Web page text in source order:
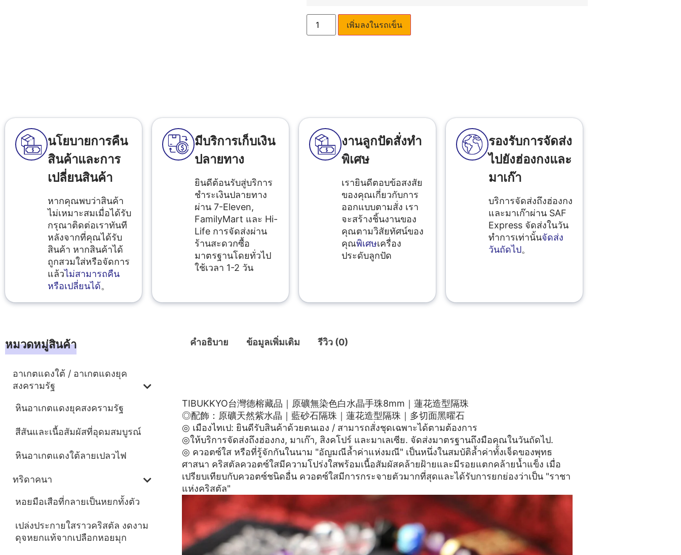
เพิ่มลงในรถเข็น
นโยบายการคืน
สินค้าและการ
เปลี่ยนสินค้า
หากคุณพบว่าสินค้า
ไม่เหมาะสมเมื่อได้รับ
กรุณาติดต่อเราทันที
หลังจากที่คุณได้รับ
สินค้า หากสินค้าได้
ถูกสวมใส่หรือจัดการ
แล้วไม่สามารถคืน
หรือเปลี่ยนได้。
มีบริการเก็บเงิน
ปลายทาง
ยินดีต้อนรับสู่บริการ
ชำระเงินปลายทาง
ผ่าน 7-Eleven,
FamilyMart และ Hi-
Life การจัดส่งผ่าน
ร้านสะดวกซื้อ
มาตรฐานโดยทั่วไป
ใช้เวลา 1-2 วัน
งานลูกปัดสั่งทำ
พิเศษ
เรายินดีตอบข้อสงสัย
ของคุณเกี่ยวกับการ
ออกแบบตามสั่ง เรา
จะสร้างชิ้นงานของ
คุณตามวิสัยทัศน์ของ
คุณพิเศษเครื่อง
ประดับลูกปัด
รองรับการจัดส่ง
ไปยังฮ่องกงและ
มาเก๊า
บริการจัดส่งถึงฮ่องกง
และมาเก๊าผ่าน SAF
Express จัดส่งในวัน
ทำการเท่านั้นจัดส่ง
วันถัดไป。
หมวดหมู่สินค้า
อาเกตแดงใต้ / อาเกตแดงยุค
สงครามรัฐ
หินอาเกตแดงยุคสงครามรัฐ
สีสันและเนื้อสัมผัสที่อุดมสมบูรณ์
หินอาเกตแดงใต้ลายเปลวไฟ
ทริดาคนา
หอยมือเสือที่กลายเป็นหยกทั้งตัว
เปล่งประกายใสราวคริสตัล งดงาม
ดุจหยกแท้จากเปลือกหอยมุก
คำอธิบาย ข้อมูลเพิ่มเติม รีวิว (0)
TIBUKKYO台灣德榕藏品｜原礦無染色白水晶手珠8mm｜蓮花造型隔珠
◎配飾：原礦天然紫水晶｜藍砂石隔珠｜蓮花造型隔珠｜多切面黑曜石
◎ เมืองไทเป: ยินดีรับสินค้าด้วยตนเอง / สามารถสั่งชุดเฉพาะได้ตามต้องการ
◎ให้บริการจัดส่งถึงฮ่องกง, มาเก๊า, สิงคโปร์ และมาเลเซีย. จัดส่งมาตรฐานถึงมือคุณในวันถัดไป.
◎ ควอตซ์ใส หรือที่รู้จักกันในนาม "อัญมณีล้ำค่าแห่งมณี" เป็นหนึ่งในสมบัติล้ำค่าทั้งเจ็ดของพุทธ
ศาสนา คริสตัลควอตซ์ใสมีความโปร่งใสพร้อมเนื้อสัมผัสคล้ายฝ้ายและมีรอยแตกคล้ายน้ำแข็ง เมื่อ
เปรียบเทียบกับควอตซ์ชนิดอื่น ควอตซ์ใสมีการกระจายตัวมากที่สุดและได้รับการยกย่องว่าเป็น "ราชา
แห่งคริสตัล"